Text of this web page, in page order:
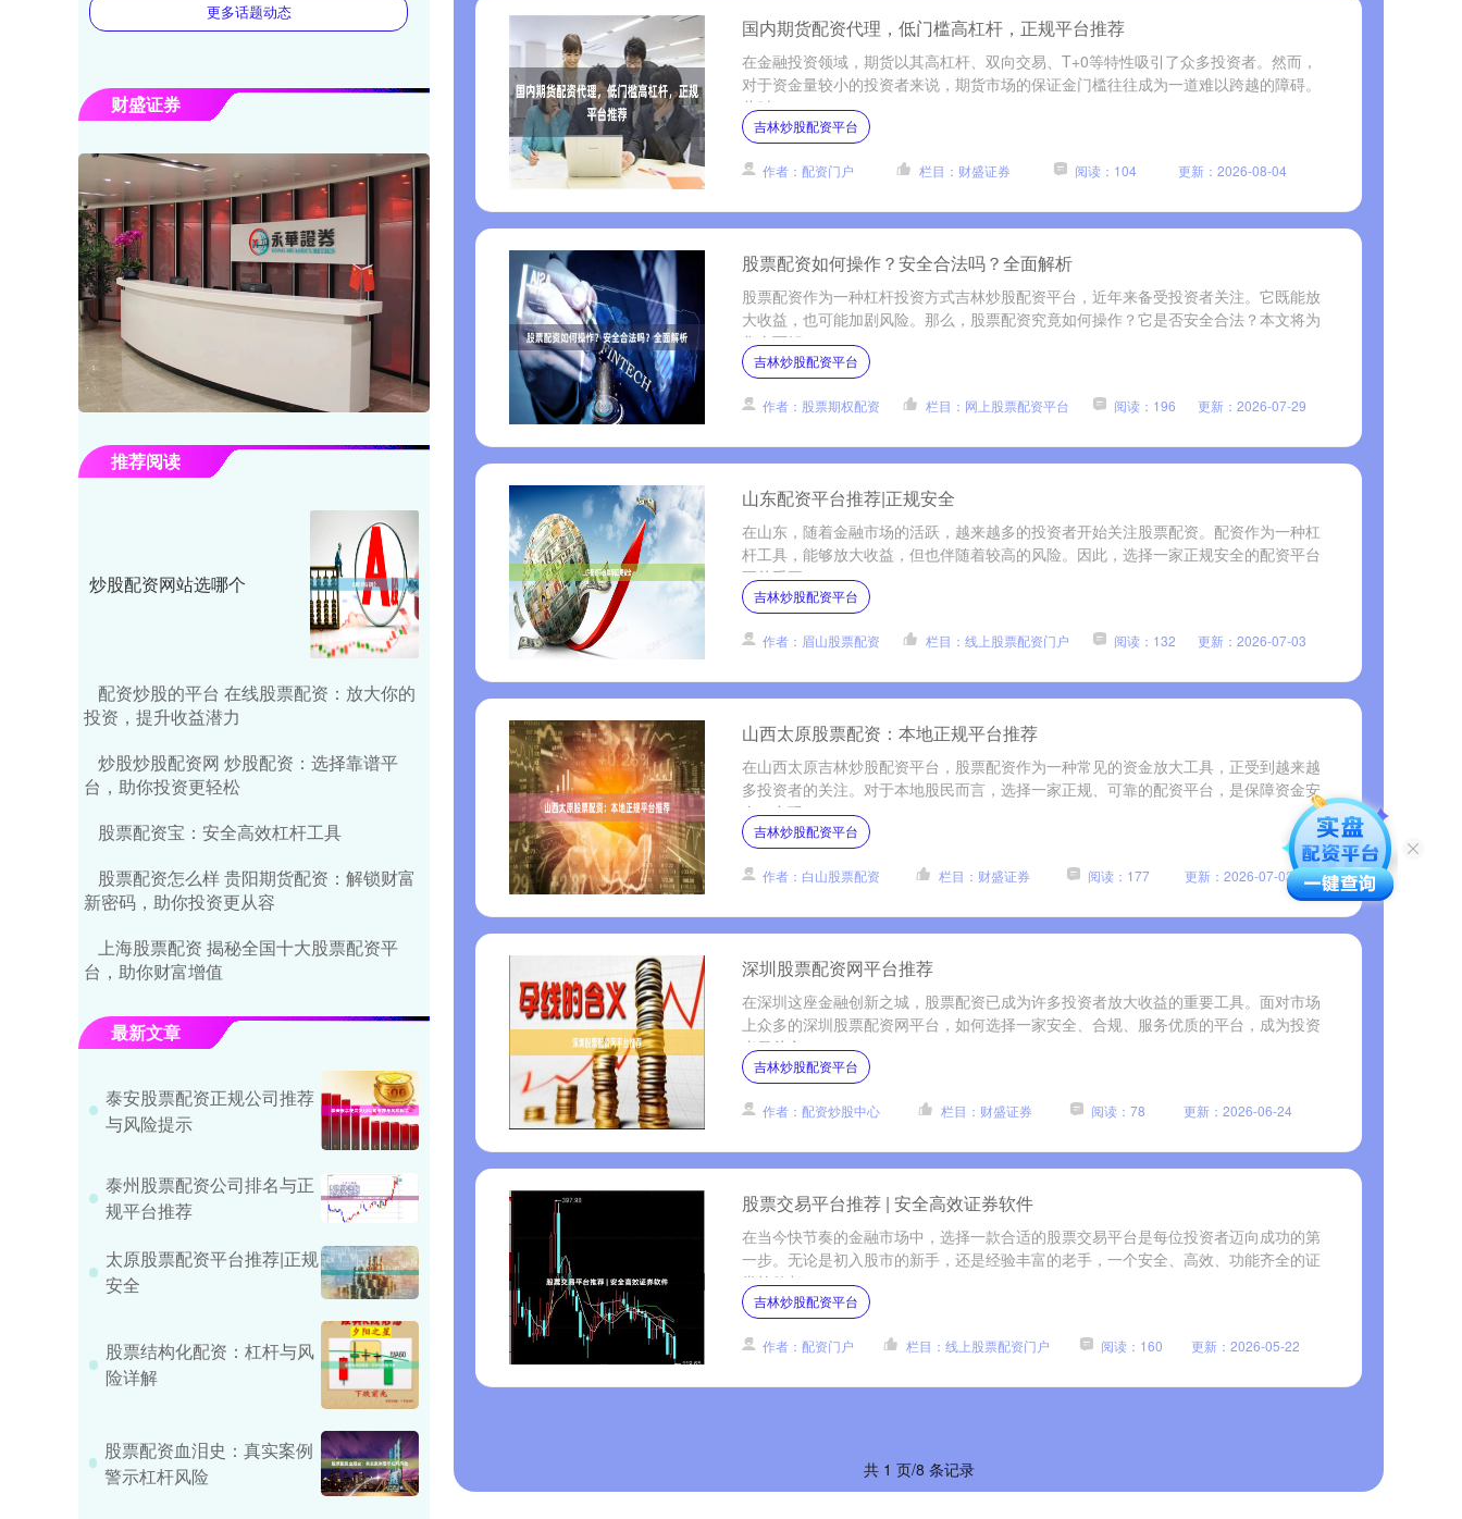
国内期货配资代理，低门槛高杠杆，正规平台推荐
在金融投资领域，期货以其高杠杆、双向交易、T+0等特性吸引了众多投资者。然而，
对于资金量较小的投资者来说，期货市场的保证金门槛往往成为一道难以跨越的障碍。
此时，....
吉林炒股配资平台
作者：配资门户 栏目：财盛证券 阅读：104 更新：2026-08-04
股票配资如何操作？安全合法吗？全面解析
股票配资作为一种杠杆投资方式吉林炒股配资平台，近年来备受投资者关注。它既能放
大收益，也可能加剧风险。那么，股票配资究竟如何操作？它是否安全合法？本文将为
您全面解....
吉林炒股配资平台
作者：股票期权配资 栏目：网上股票配资平台 阅读：196 更新：2026-07-29
山东配资平台推荐|正规安全
在山东，随着金融市场的活跃，越来越多的投资者开始关注股票配资。配资作为一种杠
杆工具，能够放大收益，但也伴随着较高的风险。因此，选择一家正规安全的配资平台
至关重要....
吉林炒股配资平台
作者：眉山股票配资 栏目：线上股票配资门户 阅读：132 更新：2026-07-03
山西太原股票配资：本地正规平台推荐
在山西太原吉林炒股配资平台，股票配资作为一种常见的资金放大工具，正受到越来越
多投资者的关注。对于本地股民而言，选择一家正规、可靠的配资平台，是保障资金安
全、实现....
吉林炒股配资平台
作者：白山股票配资 栏目：财盛证券 阅读：177 更新：2026-07-03
深圳股票配资网平台推荐
在深圳这座金融创新之城，股票配资已成为许多投资者放大收益的重要工具。面对市场
上众多的深圳股票配资网平台，如何选择一家安全、合规、服务优质的平台，成为投资
者最关心....
吉林炒股配资平台
作者：配资炒股中心 栏目：财盛证券 阅读：78 更新：2026-06-24
股票交易平台推荐 | 安全高效证券软件
在当今快节奏的金融市场中，选择一款合适的股票交易平台是每位投资者迈向成功的第
一步。无论是初入股市的新手，还是经验丰富的老手，一个安全、高效、功能齐全的证
券软件都....
吉林炒股配资平台
作者：配资门户 栏目：线上股票配资门户 阅读：160 更新：2026-05-22
共 1 页/8 条记录
更多话题动态
财盛证券
推荐阅读
炒股配资网站选哪个
配资炒股的平台 在线股票配资：放大你的
投资，提升收益潜力
炒股炒股配资网 炒股配资：选择靠谱平
台，助你投资更轻松
股票配资宝：安全高效杠杆工具
股票配资怎么样 贵阳期货配资：解锁财富
新密码，助你投资更从容
上海股票配资 揭秘全国十大股票配资平
台，助你财富增值
最新文章
泰安股票配资正规公司推荐
与风险提示
泰州股票配资公司排名与正
规平台推荐
太原股票配资平台推荐|正规
安全
股票结构化配资：杠杆与风
险详解
股票配资血泪史：真实案例
警示杠杆风险